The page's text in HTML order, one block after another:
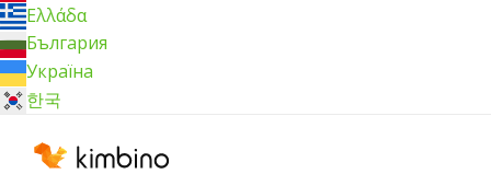
Ελλάδα
България
Україна
한국